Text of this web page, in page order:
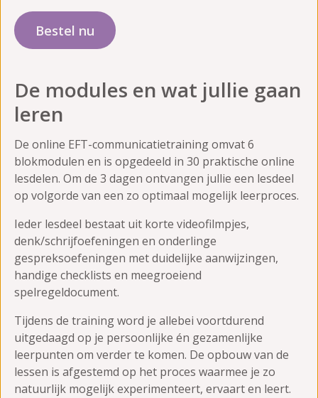
Bestel nu
De modules en wat jullie gaan
leren
De online EFT-communicatietraining omvat 6
blokmodulen en is opgedeeld in 30 praktische online
lesdelen. Om de 3 dagen ontvangen jullie een lesdeel
op volgorde van een zo optimaal mogelijk leerproces.
Ieder lesdeel bestaat uit korte videofilmpjes,
denk/schrijfoefeningen en onderlinge
gespreksoefeningen met duidelijke aanwijzingen,
handige checklists en meegroeiend
spelregeldocument.
Tijdens de training word je allebei voortdurend
uitgedaagd op je persoonlijke én gezamenlijke
leerpunten om verder te komen. De opbouw van de
lessen is afgestemd op het proces waarmee je zo
natuurlijk mogelijk experimenteert, ervaart en leert.